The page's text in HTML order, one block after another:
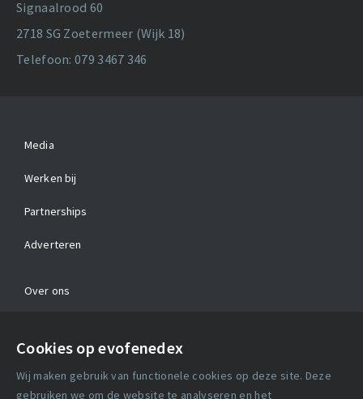
Cookies op evofenedex
Wij maken gebruik van functionele cookies op deze site. Deze
gebruiken we om de website te analyseren en het
Signaalrood 60
2718 SG Zoetermeer (Wijk 18)
Telefoon: 079 3467 346
Media
Werken bij
Partnerships
Adverteren
Over ons
Algemene voorwaarden
Cookie verklaring